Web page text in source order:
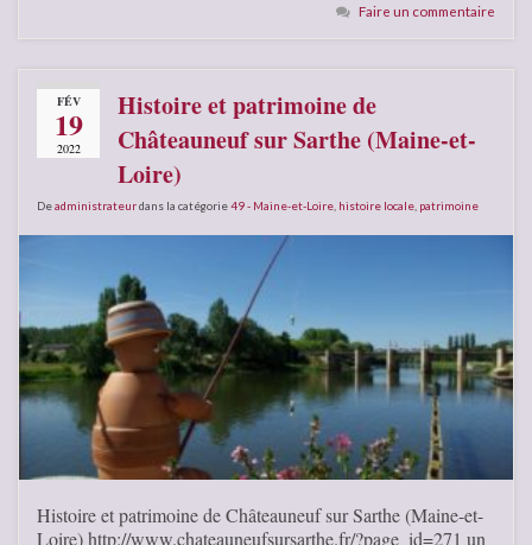
Faire un commentaire
FÉV
19
2022
Histoire et patrimoine de
Châteauneuf sur Sarthe (Maine-et-
Loire)
Deadministrateurdans la catégorie49 - Maine-et-Loire histoire locale patrimoine
Histoire et patrimoine de Châteauneuf sur Sarthe (Maine-et-
Loire) http://www.chateauneufsursarthe.fr/?page_id=271 un